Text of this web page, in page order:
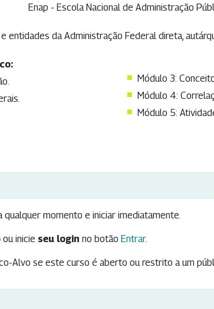
Enap - Escola Nacional de Administração
entidades da Administração Federal direta,
Módulo 3:
Módulo 4:
Módulo 5:
qualquer momento e iniciar imediatamente.
ou inicie seu login no botão Entrar.
Alvo se este curso é aberto ou restrito a um